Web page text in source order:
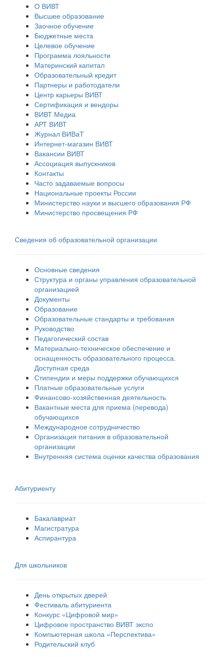
О ВИВТ
Высшее образование
Заочное обучение
Бюджетные места
Целевое обучение
Программа лояльности
Материнский капитал
Образовательный кредит
Партнеры и работодатели
Центр карьеры ВИВТ
Сертификация и вендоры
ВИВТ Медиа
АРТ ВИВТ
Журнал ВИВаТ
Интернет-магазин ВИВТ
Вакансии ВИВТ
Ассоциация выпускников
Контакты
Часто задаваемые вопросы
Национальные проекты России
Министерство науки и высшего образования РФ
Министерство просвещения РФ
Сведения об образовательной организации
Основные сведения
Структура и органы управления образовательной
организацией
Документы
Образование
Образовательные стандарты и требования
Руководство
Педагогический состав
Материально-техническое обеспечение и
оснащенность образовательного процесса.
Доступная среда
Стипендии и меры поддержки обучающихся
Платные образовательные услуги
Финансово-хозяйственная деятельность
Вакантные места для приема (перевода)
обучающихся
Международное сотрудничество
Организация питания в образовательной
организации
Внутренняя система оценки качества образования
Абитуриенту
Бакалавриат
Магистратура
Аспирантура
Для школьников
День открытых дверей
Фестиваль абитуриента
Конкурс «Цифровой мир»
Цифровое пространство ВИВТ экспо
Компьютерная школа «Перспектива»
Родительский клуб